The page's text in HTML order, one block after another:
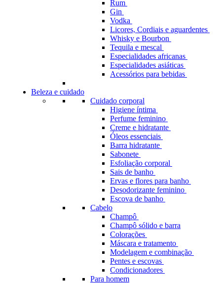
Rum
Gin
Vodka
Licores, Cordiais e aguardentes
Whisky e Bourbon
Tequila e mescal
Especialidades africanas
Especialidades asiáticas
Acessórios para bebidas
Beleza e cuidado
Cuidado corporal
Higiene íntima
Perfume feminino
Creme e hidratante
Óleos essenciais
Barra hidratante
Sabonete
Esfoliação corporal
Sais de banho
Ervas e flores para banho
Desodorizante feminino
Escova de banho
Cabelo
Champô
Champô sólido e barra
Colorações
Máscara e tratamento
Modelagem e combinação
Pentes e escovas
Condicionadores
Para homem